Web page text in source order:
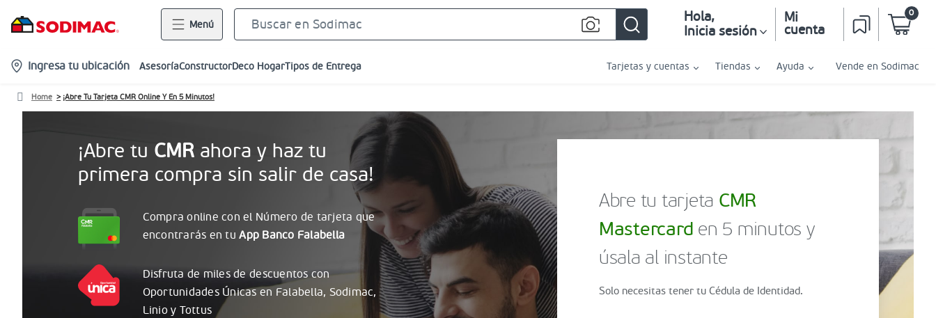
Menú Hola,
Inicia sesión
Mi
cuenta
0
location-
icon
Ingresa tu ubicación AsesoríaConstructorDeco HogarTipos de Entrega Tarjetas y cuentas Tiendas Ayuda Vende en Sodimac
Home ¡Abre Tu Tarjeta CMR Online Y En 5 Minutos!
¡Abre tu CMR ahora y haz tu
primera compra sin salir de casa!
Compra online con el Número de tarjeta que
encontrarás en tu App Banco Falabella
Disfruta de miles de descuentos con
OportunidadesÚnicasen Falabella, Sodimac,
Linio y Tottus
Abre tu tarjeta CMR
Mastercard en 5 minutos y
úsala al instante
Solo necesitas tener tu Cédula de Identidad.